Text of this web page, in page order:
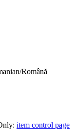
Română
item control page